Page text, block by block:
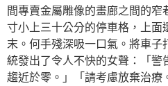
間專賣金屬雕像的畫廊之間的窄
寸小上三十公分的停車格，上面
末。何手殘深吸一口氣。將車子
統發出了令人不快的女聲：「警
趨近於零。」「請考慮放棄治療